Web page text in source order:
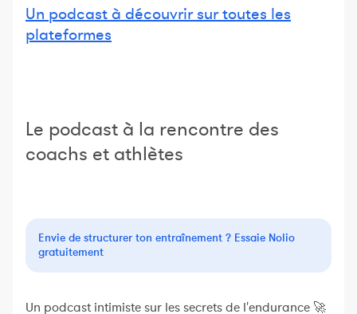
Un podcast à découvrir sur toutes les
plateformes
Le podcast à la rencontre des
coachs et athlètes
Envie de structurer ton entraînement ? Essaie Nolio
gratuitement
Un podcast intimiste sur les secrets de l'endurance 🚀